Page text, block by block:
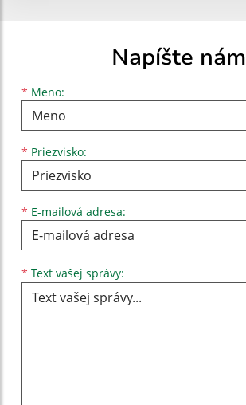
Napíšte nám
* Meno:
Meno
* Priezvisko:
Priezvisko
* E-mailová adresa:
E-mailová adresa
* Text vašej správy: